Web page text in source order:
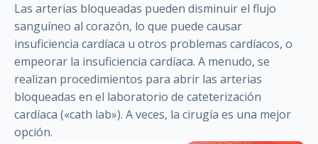
Las arterias bloqueadas pueden disminuir el flujo
sanguíneo al corazón, lo que puede causar
insuficiencia cardíaca u otros problemas cardíacos, o
empeorar la insuficiencia cardíaca. A menudo, se
realizan procedimientos para abrir las arterias
bloqueadas en el laboratorio de cateterización
cardíaca («cath lab»). A veces, la cirugía es una mejor
opción.